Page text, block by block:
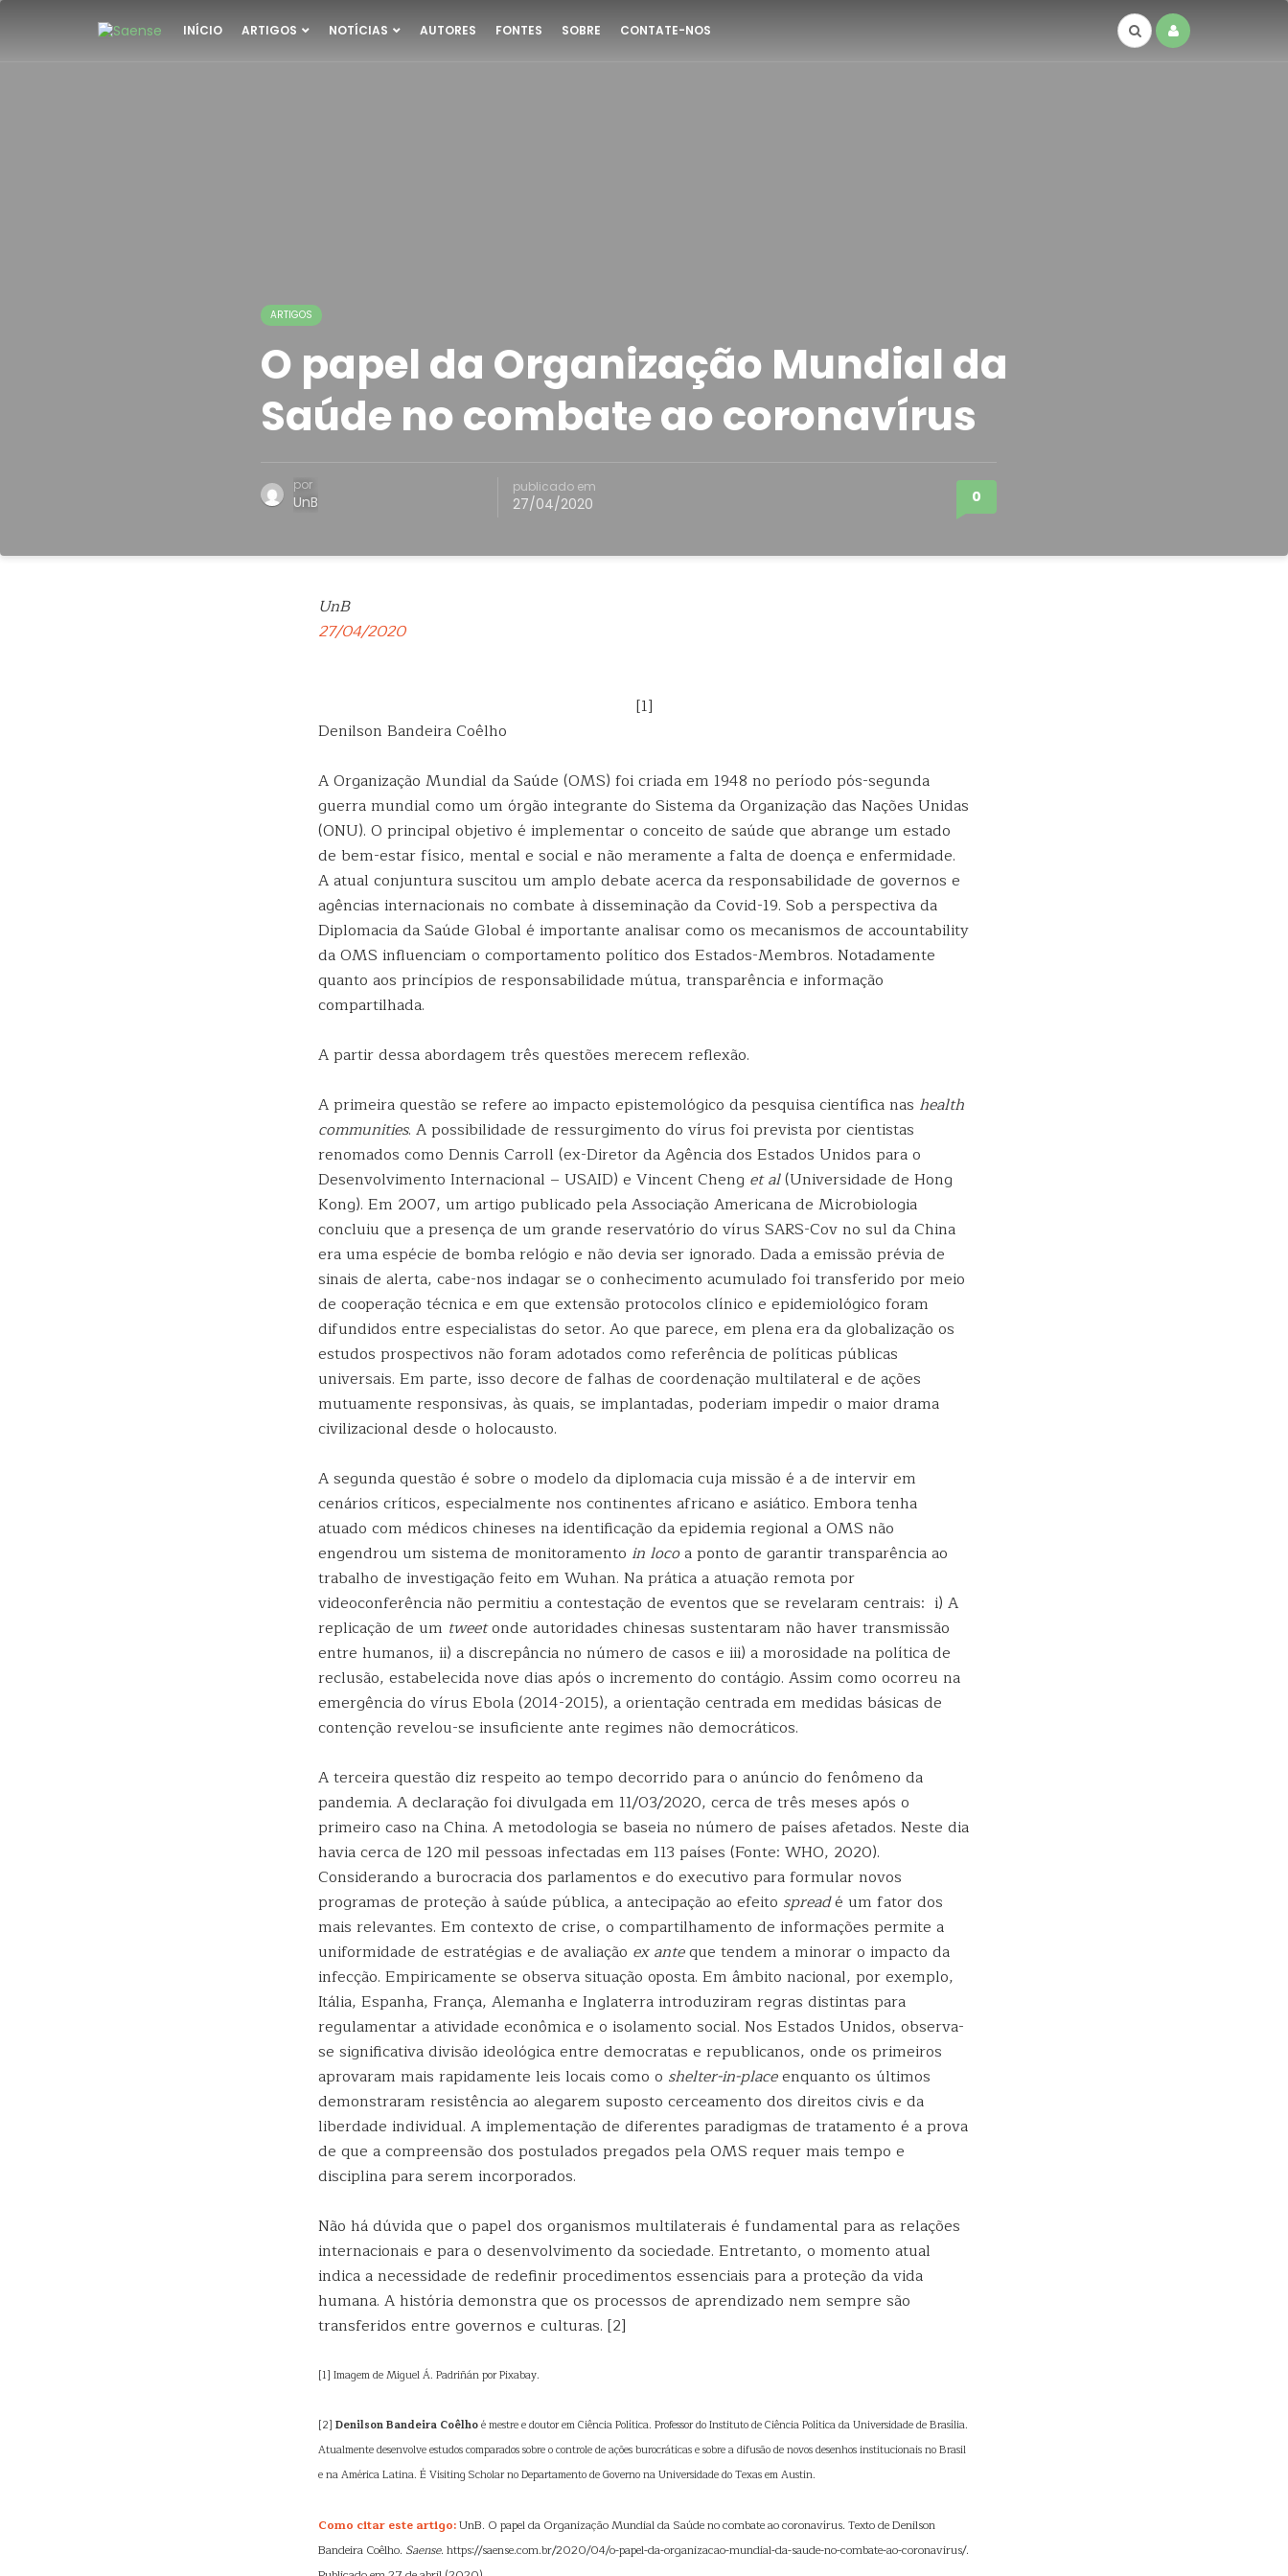
INÍCIO ARTIGOS NOTÍCIAS AUTORES FONTES SOBRE CONTATE-NOS
ARTIGOS
O papel da Organização Mundial da
Saúde no combate ao coronavírus
por
UnB
publicado em
27/04/2020 0
UnB
27/04/2020
[1]
Denilson Bandeira Coêlho
A Organização Mundial da Saúde (OMS) foi criada em 1948 no período pós-segunda
guerra mundial como um órgão integrante do Sistema da Organização das Nações Unidas
(ONU). O principal objetivo é implementar o conceito de saúde que abrange um estado
de bem-estar físico, mental e social e não meramente a falta de doença e enfermidade.
A atual conjuntura suscitou um amplo debate acerca da responsabilidade de governos e
agências internacionais no combate à disseminação da Covid-19. Sob a perspectiva da
Diplomacia da Saúde Global é importante analisar como os mecanismos de accountability
da OMS influenciam o comportamento político dos Estados-Membros. Notadamente
quanto aos princípios de responsabilidade mútua, transparência e informação
compartilhada.
A partir dessa abordagem três questões merecem reflexão.
A primeira questão se refere ao impacto epistemológico da pesquisa científica nas health
communities. A possibilidade de ressurgimento do vírus foi prevista por cientistas
renomados como Dennis Carroll (ex-Diretor da Agência dos Estados Unidos para o
Desenvolvimento Internacional – USAID) e Vincent Cheng et al(Universidade de Hong
Kong). Em 2007, um artigo publicado pela Associação Americana de Microbiologia
concluiu que a presença de um grande reservatório do vírus SARS-Cov no sul da China
era uma espécie de bomba relógio e não devia ser ignorado. Dada a emissão prévia de
sinais de alerta, cabe-nos indagar se o conhecimento acumulado foi transferido por meio
de cooperação técnica e em que extensão protocolos clínico e epidemiológico foram
difundidos entre especialistas do setor. Ao que parece, em plena era da globalização os
estudos prospectivos não foram adotados como referência de políticas públicas
universais. Em parte, isso decore de falhas de coordenação multilateral e de ações
mutuamente responsivas, às quais, se implantadas, poderiam impedir o maior drama
civilizacional desde o holocausto.
A segunda questão é sobre o modelo da diplomacia cuja missão é a de intervir em
cenários críticos, especialmente nos continentes africano e asiático. Embora tenha
atuado com médicos chineses na identificação da epidemia regional a OMS não
engendrou um sistema de monitoramento in locoa ponto de garantir transparência ao
trabalho de investigação feito em Wuhan. Na prática a atuação remota por
videoconferência não permitiu a contestação de eventos que se revelaram centrais: i) A
replicação de um tweetonde autoridades chinesas sustentaram não haver transmissão
entre humanos, ii) a discrepância no número de casos e iii) a morosidade na política de
reclusão, estabelecida nove dias após o incremento do contágio. Assim como ocorreu na
emergência do vírus Ebola (2014-2015), a orientação centrada em medidas básicas de
contenção revelou-se insuficiente ante regimes não democráticos.
A terceira questão diz respeito ao tempo decorrido para o anúncio do fenômeno da
pandemia. A declaração foi divulgada em 11/03/2020, cerca de três meses após o
primeiro caso na China. A metodologia se baseia no número de países afetados. Neste dia
havia cerca de 120 mil pessoas infectadas em 113 países (Fonte: WHO, 2020).
Considerando a burocracia dos parlamentos e do executivo para formular novos
programas de proteção à saúde pública, a antecipação ao efeito spreadé um fator dos
mais relevantes. Em contexto de crise, o compartilhamento de informações permite a
uniformidade de estratégias e de avaliação ex anteque tendem a minorar o impacto da
infecção. Empiricamente se observa situação oposta. Em âmbito nacional, por exemplo,
Itália, Espanha, França, Alemanha e Inglaterra introduziram regras distintas para
regulamentar a atividade econômica e o isolamento social. Nos Estados Unidos, observa-
se significativa divisão ideológica entre democratas e republicanos, onde os primeiros
aprovaram mais rapidamente leis locais como o shelter-in-placeenquanto os últimos
demonstraram resistência ao alegarem suposto cerceamento dos direitos civis e da
liberdade individual. A implementação de diferentes paradigmas de tratamento é a prova
de que a compreensão dos postulados pregados pela OMS requer mais tempo e
disciplina para serem incorporados.
Não há dúvida que o papel dos organismos multilaterais é fundamental para as relações
internacionais e para o desenvolvimento da sociedade. Entretanto, o momento atual
indica a necessidade de redefinir procedimentos essenciais para a proteção da vida
humana. A história demonstra que os processos de aprendizado nem sempre são
transferidos entre governos e culturas. [2]
[1] Imagem de Miguel Á. Padriñán por Pixabay.
[2] Denilson Bandeira Coêlhoé mestre e doutor em Ciência Política. Professor do Instituto de Ciência Política da Universidade de Brasília.
Atualmente desenvolve estudos comparados sobre o controle de ações burocráticas e sobre a difusão de novos desenhos institucionais no Brasil
e na América Latina. É Visiting Scholar no Departamento de Governo na Universidade do Texas em Austin.
Como citar este artigo:UnB. O papel da Organização Mundial da Saúde no combate ao coronavírus. Texto de Denilson
Bandeira Coêlho. Saense. https://saense.com.br/2020/04/o-papel-da-organizacao-mundial-da-saude-no-combate-ao-coronavirus/.